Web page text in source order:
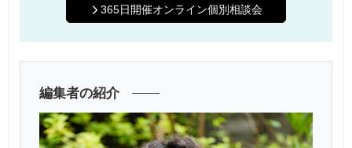
365日開催オンライン個別相談会
編集者の紹介